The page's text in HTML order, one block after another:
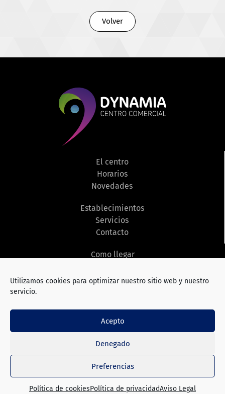
Utilizamos cookies para optimizar nuestro sitio web y nuestro
servicio.
Acepto
Denegado
Preferencias
Política de cookiesPolítica de privacidadAviso Legal
Volver
El centro
Horarios
Novedades
Establecimientos
Servicios
Contacto
Como llegar
Síguenos
Política de privacidad
© 2026 Dynamia. Todos los derechos reservados.